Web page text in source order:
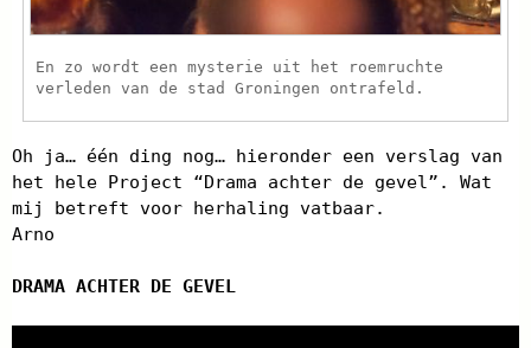
En zo wordt een mysterie uit het roemruchte
verleden van de stad Groningen ontrafeld.
Oh ja… één ding nog… hieronder een verslag van
het hele Project “Drama achter de gevel”. Wat
mij betreft voor herhaling vatbaar.
Arno
DRAMA ACHTER DE GEVEL